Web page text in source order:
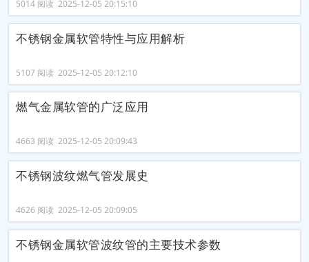
5014 阅读 2025-12-05 20:15:10
不锈钢金属软管特性与应用解析
5107 阅读 2025-12-05 20:12:10
燃气金属软管的广泛应用
4663 阅读 2025-12-05 20:09:43
不锈钢波纹燃气管发展史
4626 阅读 2025-12-05 20:09:05
不锈钢金属软管波纹管的主要技术参数